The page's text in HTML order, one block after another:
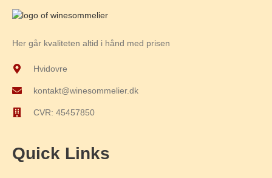
Her går kvaliteten altid i hånd med prisen
Hvidovre
kontakt@winesommelier.dk
CVR: 45457850
Quick Links